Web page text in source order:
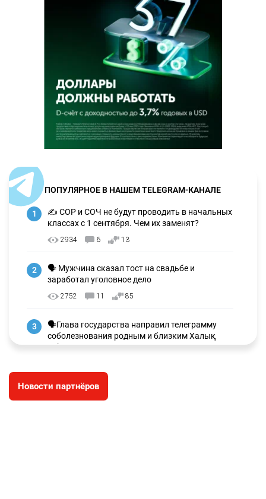
ПОПУЛЯРНОЕ В НАШЕМ TELEGRAM-КАНАЛЕ
1
✍️ СОР и СОЧ не будут проводить в начальных
классах с 1 сентября. Чем их заменят?
2934 6 13
2
🗣 Мужчина сказал тост на свадьбе и
заработал уголовное дело
2752 11 85
3
🗣Глава государства направил телеграмму
соболезнования родным и близким Халық
қаһарманы Ивана Гапича
🇫🇷 Клуб ПСЖ объявил об открытии своей
футбольной академии в Астане
Новости партнёров